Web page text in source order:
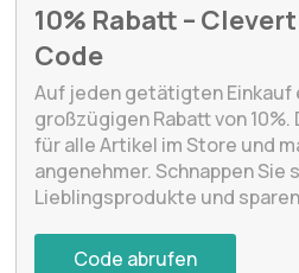
10% Rabatt –
Code
Auf jeden getätigten Einkauf
großzügigen Rabatt von
für alle Artikel im Store und
angenehmer. Schnappen Sie
Lieblingsprodukte und
Code abrufen